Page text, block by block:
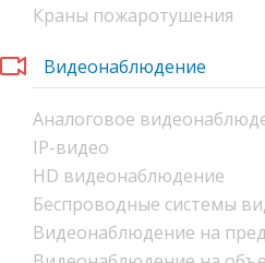
Краны пожаротушения
Видеонаблюдение
Аналоговое
IP-видео
HD видеонаблюдение
Беспроводные системы
Видеонаблюдение на